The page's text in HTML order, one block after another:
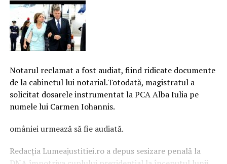
Notarul reclamat a fost audiat, fiind ridicate documente
de la cabinetul lui notarial.Totodată, magistratul a
solicitat dosarele instrumentat la PCA Alba Iulia pe
numele lui Carmen Iohannis.
omâniei urmează să fie audiată.
Redacţia Lumeajustitiei.ro a depus sesizare penală la